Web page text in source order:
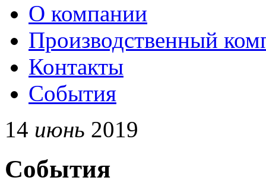
О компании
Производственный
Контакты
События
14 июнь 2019
События